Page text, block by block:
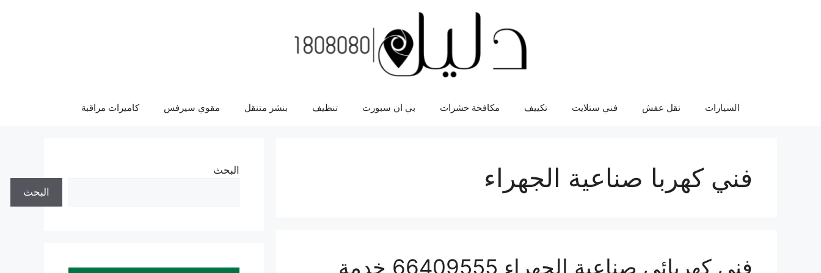
السيارات نقل عفش فني ستلايت تكييف مكافحة حشرات بي ان سبورت تنظيف بنشر متنقل مقوي سيرفس كاميرات مراقبة
فني كهربا صناعية الجهراء
فني كهربائي صناعية الجهراء 66409555 خدمة
البحث
البحث